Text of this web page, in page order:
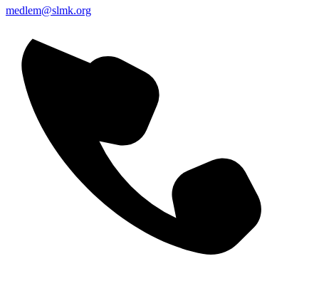
medlem@slmk.org